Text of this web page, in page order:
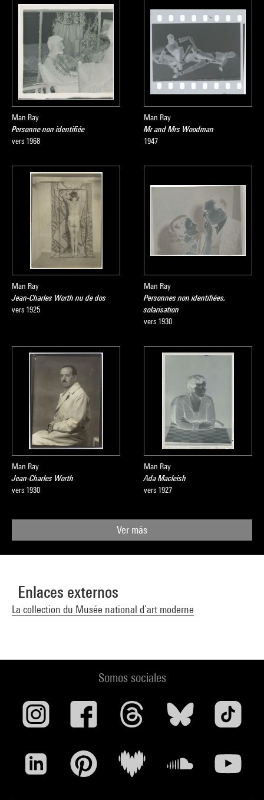
Man Ray
Personne non identifiée
vers 1968
Man Ray
Mr and Mrs Woodman
1947
Man Ray
Jean-Charles Worth nu de dos
vers 1925
Man Ray
Personnes non identifiées,
solarisation
vers 1930
Man Ray
Jean-Charles Worth
vers 1930
Man Ray
Ada Macleish
vers 1927
Ver más
Enlaces externos
La collection du Musée national d’art moderne
Somos sociales